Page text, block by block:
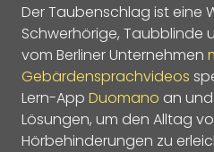
Der Taubenschlag ist eine
Schwerhörige, Taubblinde
vom Berliner Unternehmen
Gebärdensprachvideos
Lern-App Duomano an
Lösungen, um den Alltag
Hörbehinderungen zu